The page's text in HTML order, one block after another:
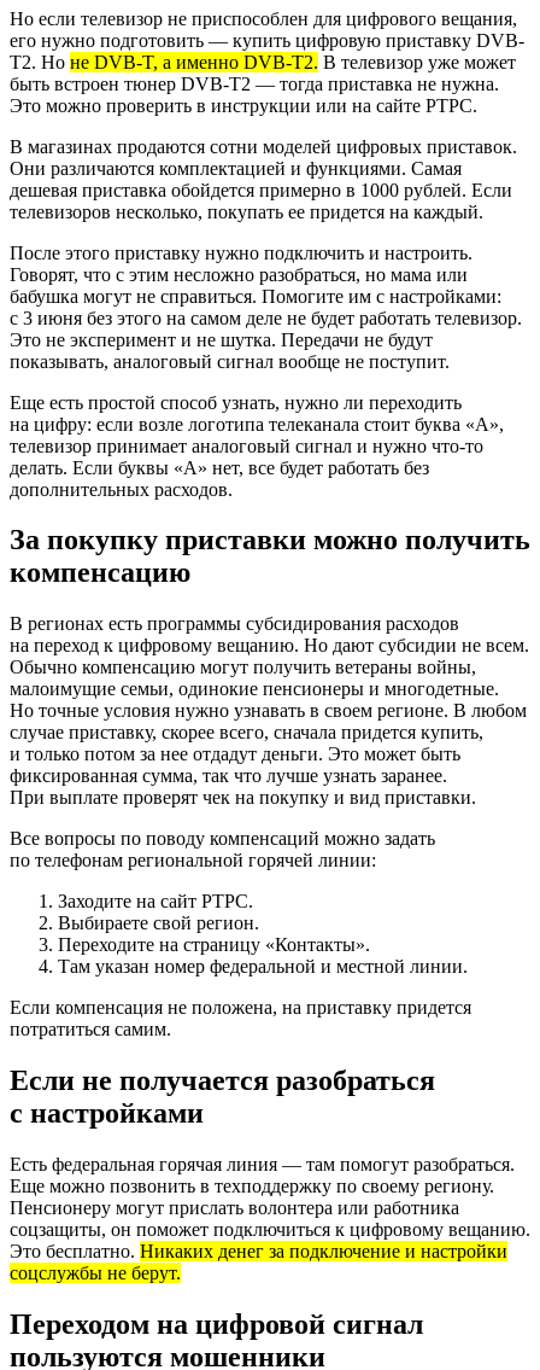
Но если телевизор не приспособлен для цифрового вещания,
его нужно подготовить — купить цифровую приставку DVB-
T2. Но не DVB-T, а именно DVB-T2. В телевизор уже может
быть встроен тюнер DVB-T2 — тогда приставка не нужна.
Это можно проверить в инструкции или на сайте РТРС.
В магазинах продаются сотни моделей цифровых приставок.
Они различаются комплектацией и функциями. Самая
дешевая приставка обойдется примерно в 1000 рублей. Если
телевизоров несколько, покупать ее придется на каждый.
После этого приставку нужно подключить и настроить.
Говорят, что с этим несложно разобраться, но мама или
бабушка могут не справиться. Помогите им с настройками:
с 3 июня без этого на самом деле не будет работать телевизор.
Это не эксперимент и не шутка. Передачи не будут
показывать, аналоговый сигнал вообще не поступит.
Еще есть простой способ узнать, нужно ли переходить
на цифру: если возле логотипа телеканала стоит буква «А»,
телевизор принимает аналоговый сигнал и нужно что-то
делать. Если буквы «А» нет, все будет работать без
дополнительных расходов.
За покупку приставки можно получить
компенсацию
В регионах есть программы субсидирования расходов
на переход к цифровому вещанию. Но дают субсидии не всем.
Обычно компенсацию могут получить ветераны войны,
малоимущие семьи, одинокие пенсионеры и многодетные.
Но точные условия нужно узнавать в своем регионе. В любом
случае приставку, скорее всего, сначала придется купить,
и только потом за нее отдадут деньги. Это может быть
фиксированная сумма, так что лучше узнать заранее.
При выплате проверят чек на покупку и вид приставки.
Все вопросы по поводу компенсаций можно задать
по телефонам региональной горячей линии:
Заходите на сайт РТРС.
Выбираете свой регион.
Переходите на страницу «Контакты».
Там указан номер федеральной и местной линии.
Если компенсация не положена, на приставку придется
потратиться самим.
Если не получается разобраться
с настройками
Есть федеральная горячая линия — там помогут разобраться.
Еще можно позвонить в техподдержку по своему региону.
Пенсионеру могут прислать волонтера или работника
соцзащиты, он поможет подключиться к цифровому вещанию.
Это бесплатно. Никаких денег за подключение и настройки
соцслужбы не берут.
Переходом на цифровой сигнал
пользуются мошенники